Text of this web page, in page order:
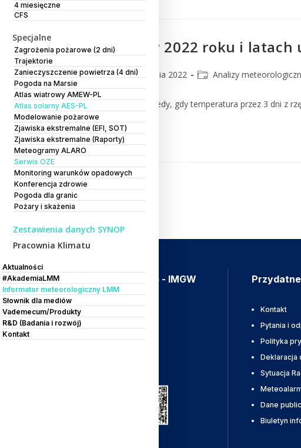
4 miesięczne
CFS
Specjalne
Zagrożenia pożarowe (2 dni)
Trajektorie
Zanieczyszczenie powietrza (4 dni)
Pogoda na Marsie
Atlas wiatrowy AMEW-PL
Atlas solarny AES-PL
Modelowanie pożarowe
Zjawiska ekstremalne (EFI, SOT)
Zjawiska ekstremalne (Raporty)
Meteogramy ALARO
Serwis OZE
Monitoring warunków opadowych
Konferencja zdrowie
Pogoda dla granic
Pożary i skażenia
Zestawienia danych SYNOP
Pracownia Klimatu
Aktualności
#AkademiaLMM
Informator meteorologiczny LMM
Słownik dla mediów
Vademecum/Produkty
R&D (Badania i rozwój)
Kontakt
Fale upałów w 2022 roku i latach
CMM 21 września 2022 Analizy
O fali upałów mówimy wtedy, gdy temperatura przez 3 dni z
Czytaj Dalej
Aplikacja Meteo - IMGW
Wyładowania
Kontakt
Pytania i
Polityka
Deklaracja
Sytuacja
Dane
Biuletyn